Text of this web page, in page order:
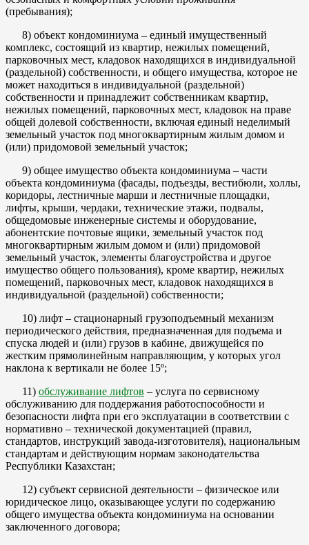
(пребывания);
8) объект кондоминиума – единый имущественный
комплекс, состоящий из квартир, нежилых помещений,
парковочных мест, кладовок находящихся в индивидуальной
(раздельной) собственности, и общего имущества, которое не
может находиться в индивидуальной (раздельной)
собственности и принадлежит собственникам квартир,
нежилых помещений, парковочных мест, кладовок на праве
общей долевой собственности, включая единый неделимый
земельный участок под многоквартирным жилым домом и
(или) придомовой земельный участок;
9) общее имущество объекта кондоминиума – части
объекта кондоминиума (фасады, подъезды, вестибюли, холлы,
коридоры, лестничные марши и лестничные площадки,
лифты, крыши, чердаки, технические этажи, подвалы,
общедомовые инженерные системы и оборудование,
абонентские почтовые ящики, земельный участок под
многоквартирным жилым домом и (или) придомовой
земельный участок, элементы благоустройства и другое
имущество общего пользования), кроме квартир, нежилых
помещений, парковочных мест, кладовок находящихся в
индивидуальной (раздельной) собственности;
10) лифт – стационарный грузоподъемный механизм
периодического действия, предназначенная для подъема и
спуска людей и (или) грузов в кабине, движущейся по
жестким прямолинейным направляющим, у которых угол
наклона к вертикали не более 15º;
11) обслуживание лифтов – услуга по сервисному
обслуживанию для поддержания работоспособности и
безопасности лифта при его эксплуатации в соответствии с
нормативно – технической документацией (правил,
стандартов, инструкций завода-изготовителя), национальным
стандартам и действующим нормам законодательства
Республики Казахстан;
12) субъект сервисной деятельности – физическое или
юридическое лицо, оказывающее услуги по содержанию
общего имущества объекта кондоминиума на основании
заключенного договора;